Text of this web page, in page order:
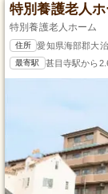
特別養護老人
特別養護老人ホーム
住所 愛知県海部郡大
最寄駅 甚目寺駅から